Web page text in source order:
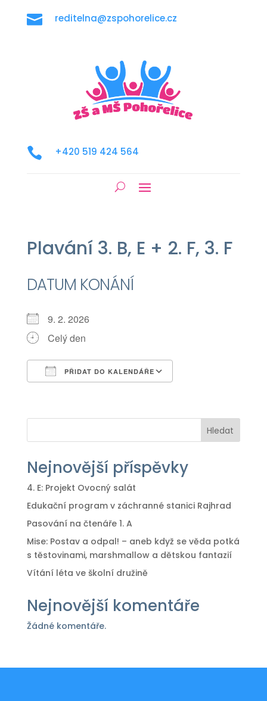
 reditelna@zspohorelice.cz
 +420 519 424 564
Plavání 3. B, E + 2. F, 3. F
DATUM KONÁNÍ
9. 2. 2026
Celý den
PŘIDAT DO KALENDÁŘE
Hledat
Nejnovější příspěvky
4. E: Projekt Ovocný salát
Edukační program v záchranné stanici Rajhrad
Pasování na čtenáře 1. A
Mise: Postav a odpal! – aneb když se věda potká
s těstovinami, marshmallow a dětskou fantazií
Vítání léta ve školní družině
Nejnovější komentáře
Žádné komentáře.